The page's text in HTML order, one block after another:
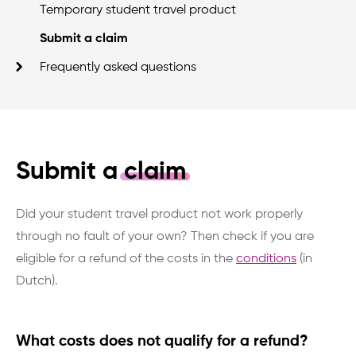
Temporary student travel product
Submit a claim
Frequently asked questions
Submit aclaim
Did your student travel product not work properly
through no fault of your own? Then check if you are
eligible for a refund of the costs in the conditions (in
Dutch).
What costs does not qualify for a refund?